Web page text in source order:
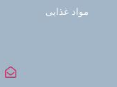
مواد غذایی